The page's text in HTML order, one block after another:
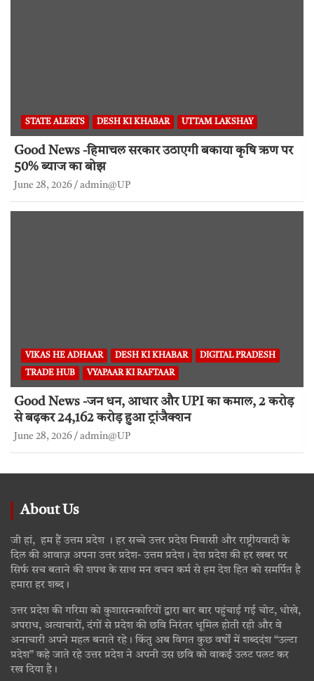
STATE ALERTS DESH KI KHABAR UTTAM LAKSHAY
Good News -हिमाचल सरकार उठाएगी बकाया कृषि ऋण पर
50% ब्याज का बोझ
June 28, 2026 admin@UP
VIKAS HE ADHAAR DESH KI KHABAR DIGITAL PRADESH
TRADE HUB VYAPAAR KI RAFTAAR
Good News -जन धन, आधार और UPI का कमाल, 2 करोड़
से बढ़कर 24,162 करोड़ हुआ ट्रांजैक्शन
June 28, 2026 admin@UP
About Us
जी हां, हम हैं उत्तम प्रदेश । हर सच्चे उत्तर प्रदेश निवासी और राष्ट्रीयवादी के
दिल की आवाज़ अपना उत्तर प्रदेश- उत्तम प्रदेश। देश प्रदेश की हर खबर पर
सिर्फ सच बताने की शपथ के साथ मन वचन कर्म से हम देश हित को समर्पित है
हमारा हर शब्द।
उत्तर प्रदेश की गरिमा को कुशासनकारियों द्वारा बार बार पहुंचाई गई चोट, धोखे,
अपराध, अत्याचारों, दंगों से प्रदेश की छवि निरंतर धूमिल होती रही और वे
अनाचारी अपने महल बनाते रहे। किंतु अब विगत कुछ वर्षों में शब्ददंश “उल्टा
प्रदेश” कहे जाते रहे उत्तर प्रदेश ने अपनी उस छवि को वाकई उलट पलट कर
रख दिया है।